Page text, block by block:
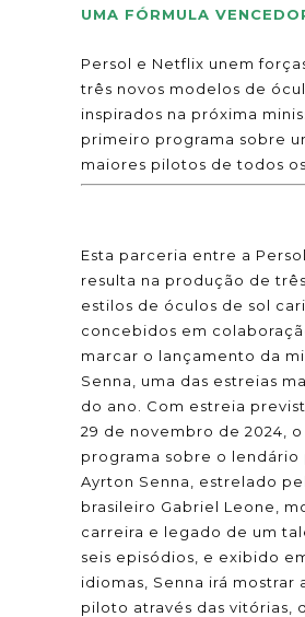
UMA FÓRMULA
Persol e Netflix unem
três novos modelos de
inspirados na próxima
primeiro programa sobre
maiores pilotos de todos
Esta parceria entre a
resulta na produção de
estilos de óculos de sol
concebidos em
marcar o lançamento da
Senna, uma das estreias
do ano. Com estreia
29 de novembro de 2024,
programa sobre o lendário
Ayrton Senna, estrelado
brasileiro Gabriel Leone,
carreira e legado de um
seis episódios, e exibido
idiomas, Senna irá mostrar
piloto através das vitórias,